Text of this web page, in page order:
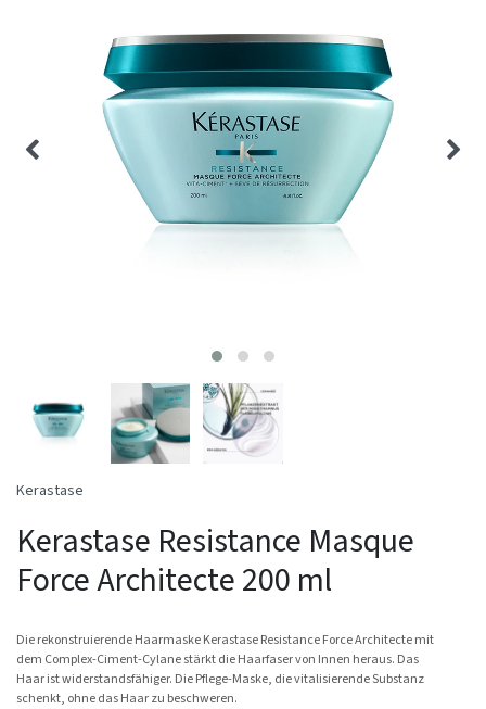
Kerastase
Kerastase Resistance Masque
Force Architecte 200 ml
Die rekonstruierende Haarmaske Kerastase Resistance Force Architecte mit
dem Complex-Ciment-Cylane stärkt die Haarfaser von Innen heraus. Das
Haar ist widerstandsfähiger. Die Pflege-Maske, die vitalisierende Substanz
schenkt, ohne das Haar zu beschweren.